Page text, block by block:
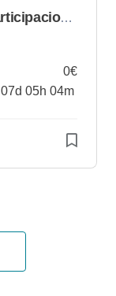
Subasta de 52,2222% de las participaciones sociales de la mercantil CARMOI 04 ALMERIA, S.L.
0€
07d 05h 04m